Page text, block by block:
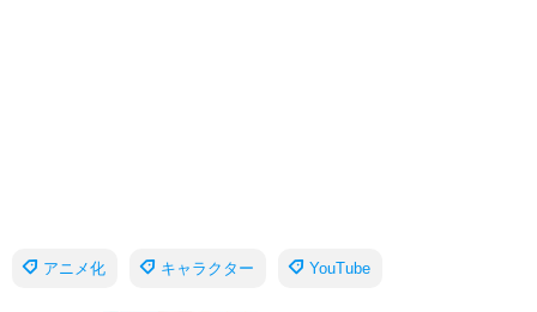
アニメ化 キャラクター YouTube